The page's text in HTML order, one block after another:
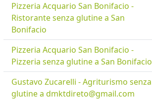
Pizzeria Acquario San Bonifacio -
Ristorante senza glutine a San
Bonifacio
Pizzeria Acquario San Bonifacio -
Pizzeria senza glutine a San Bonifacio
Gustavo Zucarelli - Agriturismo senza
glutine a dmktdireto@gmail.com